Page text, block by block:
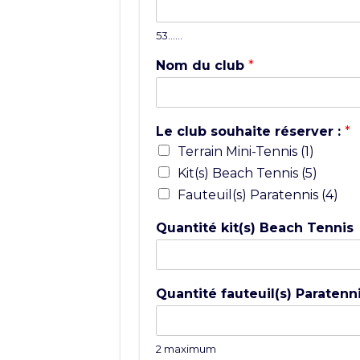
53……
Nom du club *
Le club souhaite réserver : *
Terrain Mini-Tennis (1)
Kit(s) Beach Tennis (5)
Fauteuil(s) Paratennis (4)
Quantité kit(s) Beach Tennis
Quantité fauteuil(s)
2 maximum